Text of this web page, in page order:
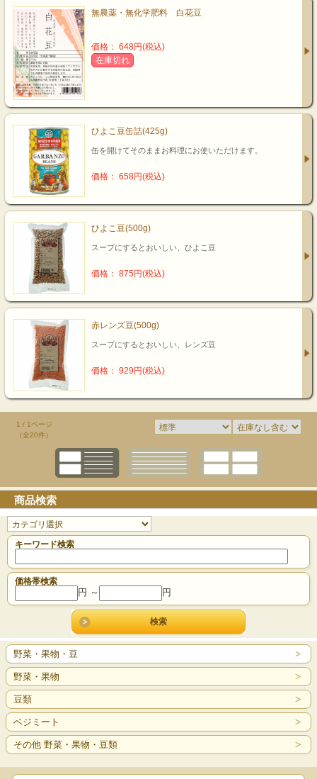
無農薬・無化学肥料 白花豆
価格： 648円(税込)
在庫切れ
ひよこ豆缶詰(425g)
缶を開けてそのままお料理にお使いただけます。
価格： 658円(税込)
ひよこ豆(500g)
スープにするとおいしい、ひよこ豆
価格： 875円(税込)
赤レンズ豆(500g)
スープにするとおいしい、レンズ豆
価格： 929円(税込)
1 / 1ページ
（全20件）
商品検索
キーワード検索
価格帯検索
円 ～ 円
野菜・果物・豆
野菜・果物
豆類
ベジミート
その他 野菜・果物・豆類